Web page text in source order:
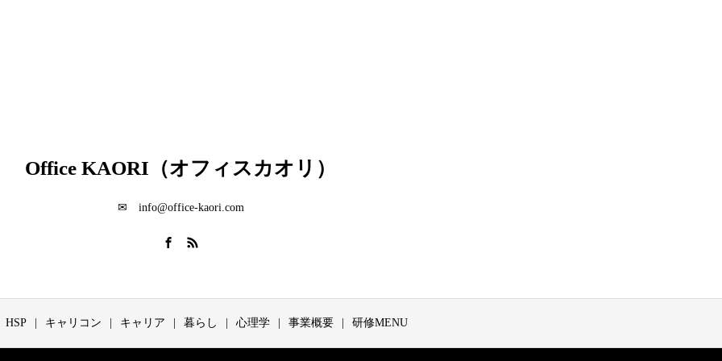
Office KAORI（オフィスカオリ）
✉ info@office-kaori.com
HSP キャリコン キャリア 暮らし 心理学 事業概要 研修MENU